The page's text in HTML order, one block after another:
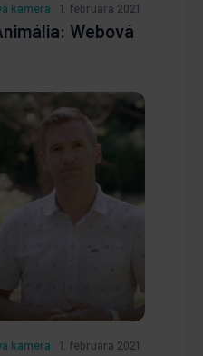
kamera 1. februára 2021
Webová
kamera 1. februára 2021